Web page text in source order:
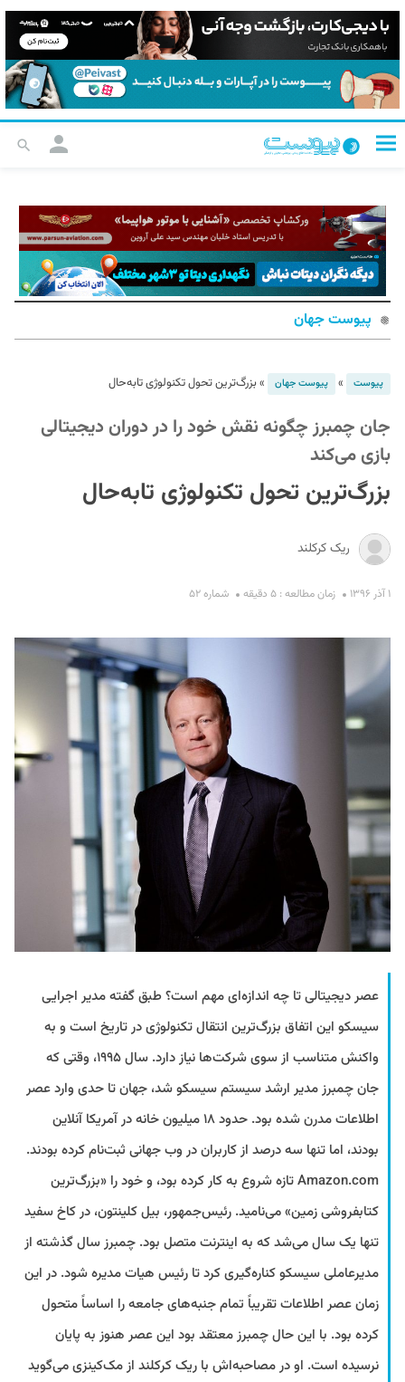
پیوست جهان
پیوست » پیوست جهان »بزرگ‌ترین تحول تکنولوژی تابه‌حال
جان چمبرز چگونه نقش خود را در دوران دیجیتالی
بازی می‌کند
بزرگ‌ترین تحول تکنولوژی تابه‌حال
ریک کرکلند
۱ آذر ۱۳۹۶ زمان مطالعه : ۵ دقیقه شماره ۵۲
عصر دیجیتالی تا چه اندازه‌ای مهم است؟ طبق گفته مدیر اجرایی
سیسکو این اتفاق بزرگ‌ترین انتقال تکنولوژی در تاریخ است و به
واکنش متناسب از سوی شرکت‌ها نیاز دارد. سال ۱۹۹۵، وقتی که
جان چمبرز مدیر ارشد سیستم سیسکو شد، جهان تا حدی وارد عصر
اطلاعات مدرن شده بود. حدود ۱۸ میلیون خانه در آمریکا آنلاین
بودند، اما تنها سه درصد از کاربران در وب جهانی ثبت‌نام کرده بودند.
Amazon.com تازه شروع به کار کرده بود، و خود را «بزرگ‌ترین
کتابفروشی زمین» می‌نامید. رئیس‌جمهور، بیل کلینتون، در کاخ سفید
تنها یک سال می‌شد که به اینترنت متصل بود. چمبرز سال گذشته از
مدیرعاملی سیسکو کناره‌گیری کرد تا رئیس هیات مدیره شود. در این
زمان عصر اطلاعات تقریباً تمام جنبه‌های جامعه را اساساً متحول
کرده بود. با این حال چمبرز معتقد بود این عصر هنوز به پایان
نرسیده است. او در مصاحبه‌اش با ریک کرکلند از مک‌کینزی می‌گوید